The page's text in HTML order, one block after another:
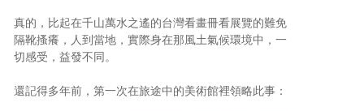
個人著作
活動實況記錄
媒體報導一覽
真的，比起在千山萬水之遙的台灣看畫冊看展覽的難免
隔靴搔癢，人到當地，實際身在那風土氣候環境中，一
切感受，益發不同。
還記得多年前，第一次在旅途中的美術館裡領略此事：